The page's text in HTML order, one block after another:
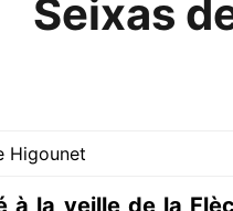
Seixas
Higounet
à la veille de la